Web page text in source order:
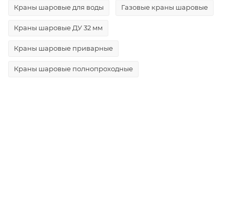
Краны шаровые для воды Газовые краны шаровые
Краны шаровые ДУ 32 мм
Краны шаровые приварные
Краны шаровые полнопроходные